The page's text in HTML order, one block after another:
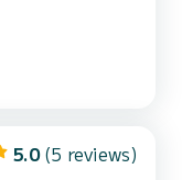
5.0 (5 reviews)